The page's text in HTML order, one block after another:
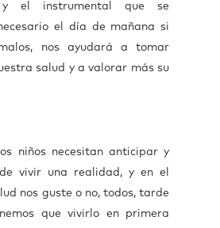
y el instrumental que se
el día de mañana si
nos ayudará a tomar
salud y a valorar más su
niños necesitan anticipar y
vivir una realidad, y en el
nos guste o no, todos, tarde
que vivirlo en primera